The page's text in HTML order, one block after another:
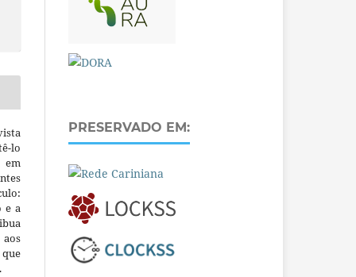
lo
em
e a
PRESERVADO EM: